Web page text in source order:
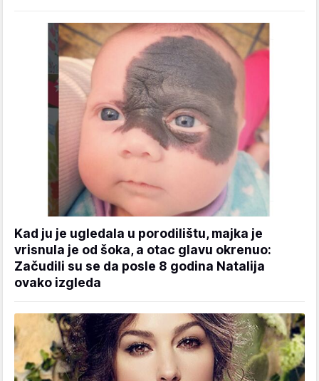
Kad ju je ugledala u porodilištu, majka je
vrisnula je od šoka, a otac glavu okrenuo:
Začudili su se da posle 8 godina Natalija
ovako izgleda